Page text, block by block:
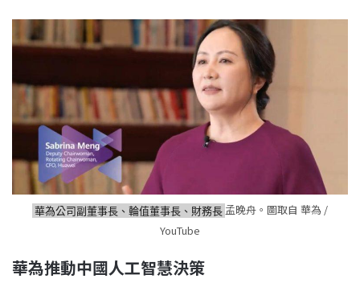
華為公司副董事長、輪值董事長、財務長 孟晚舟。圖取自 華為 /
YouTube
華為推動中國人工智慧決策